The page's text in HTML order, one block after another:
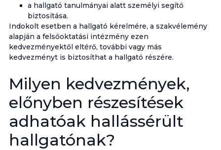
a hallgató tanulmányai alatt személyi segítő
biztosítása.
Indokolt esetben a hallgató kérelmére, a szakvélemény
alapján a felsőoktatási intézmény ezen
kedvezményektől eltérő, további vagy más
kedvezményt is biztosíthat a hallgató részére.
Milyen kedvezmények,
előnyben részesítések
adhatóak hallássérült
hallgatónak?